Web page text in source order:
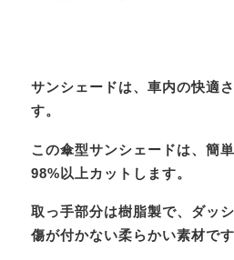
サンシェードは、車内の快適
す。
この傘型サンシェードは、簡
98%以上カットします。
取っ手部分は樹脂製で、ダッ
傷が付かない柔らかい素材です